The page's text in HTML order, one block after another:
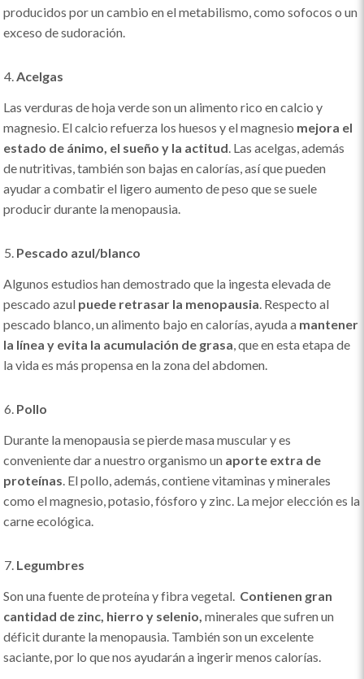
producidos por un cambio en el metabilismo, como sofocos o un
exceso de sudoración.
Acelgas
Las verduras de hoja verde son un alimento rico en calcio y
magnesio. El calcio refuerza los huesos y el magnesio mejora el
estado de ánimo, el sueño y la actitud. Las acelgas, además
de nutritivas, también son bajas en calorías, así que pueden
ayudar a combatir el ligero aumento de peso que se suele
producir durante la menopausia.
Pescado azul/blanco
Algunos estudios han demostrado que la ingesta elevada de
pescado azul puede retrasar la menopausia. Respecto al
pescado blanco, un alimento bajo en calorías, ayuda a mantener
la línea y evita la acumulación de grasa, que en esta etapa de
la vida es más propensa en la zona del abdomen.
Pollo
Durante la menopausia se pierde masa muscular y es
conveniente dar a nuestro organismo un aporte extra de
proteínas. El pollo, además, contiene vitaminas y minerales
como el magnesio, potasio, fósforo y zinc. La mejor elección es la
carne ecológica.
Legumbres
Son una fuente de proteína y fibra vegetal. Contienen gran
cantidad de zinc, hierro y selenio,minerales que sufren un
déficit durante la menopausia. También son un excelente
saciante, por lo que nos ayudarán a ingerir menos calorías.